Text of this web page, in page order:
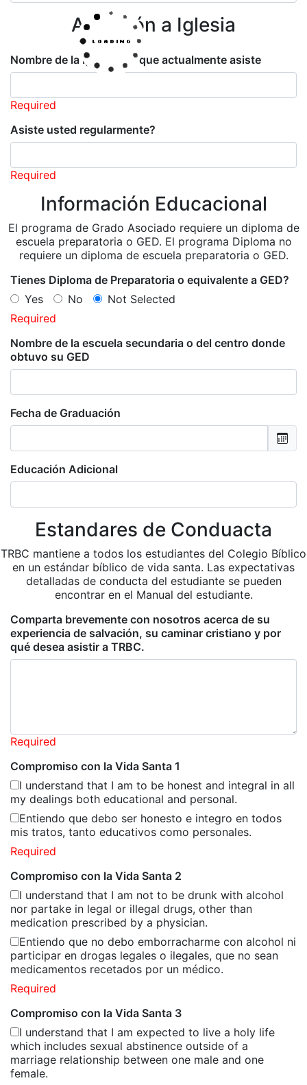
Afiliación a Iglesia
Nombre de la Iglesia a la que actualmente asiste
Required
Asiste usted regularmente?
Required
Información Educacional
El programa de Grado Asociado requiere un diploma de
escuela preparatoria o GED. El programa Diploma no
requiere un diploma de escuela preparatoria o GED.
Tienes Diploma de Preparatoria o equivalente a GED?
Yes
No
Not Selected
Required
Nombre de la escuela secundaria o del centro donde
obtuvo su GED
Fecha de Graduación
Educación Adicional
Estandares de Conduacta
TRBC mantiene a todos los estudiantes del Colegio Bíblico
en un estándar bíblico de vida santa. Las expectativas
detalladas de conducta del estudiante se pueden
encontrar en el Manual del estudiante.
Comparta brevemente con nosotros acerca de su
experiencia de salvación, su caminar cristiano y por
qué desea asistir a TRBC.
Required
Compromiso con la Vida Santa 1
I understand that I am to be honest and integral in all
my dealings both educational and personal.
Entiendo que debo ser honesto e integro en todos
mis tratos, tanto educativos como personales.
Required
Compromiso con la Vida Santa 2
I understand that I am not to be drunk with alcohol
nor partake in legal or illegal drugs, other than
medication prescribed by a physician.
Entiendo que no debo emborracharme con alcohol ni
participar en drogas legales o ilegales, que no sean
medicamentos recetados por un médico.
Required
Compromiso con la Vida Santa 3
I understand that I am expected to live a holy life
which includes sexual abstinence outside of a
marriage relationship between one male and one
female.